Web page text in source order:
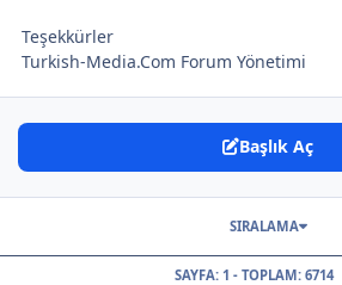
Teşekkürler
Turkish-Media.Com Forum Yönetimi
Başlık Aç
SAYFA: 1 - TOPLAM: 6714
SIRALAMA